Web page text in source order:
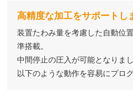
高精度な加工をサポートし
装置たわみ量を考慮した自動位
準搭載。
中間停止の圧入が可能となりまし
以下のような動作を容易にプロ